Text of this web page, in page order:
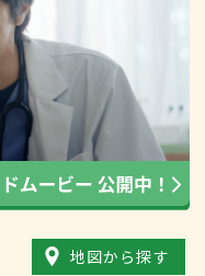
地図から探す